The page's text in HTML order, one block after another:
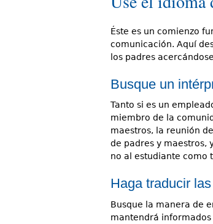
Éste es un comienzo
comunicación. Aquí
los padres
Busque un
Tanto si es un
miembro de la
maestros, la reunión
de padres y maestros,
no al estudiante como
Haga traducir
Busque la manera de
mantendrá